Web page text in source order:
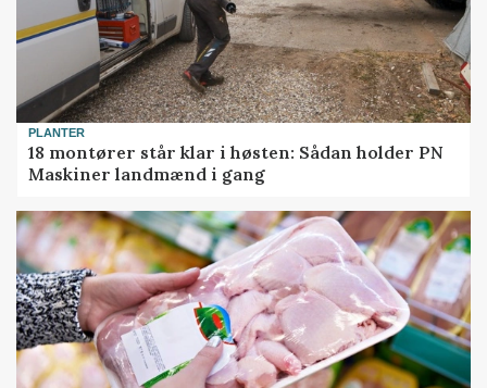
PLANTER
18 montører står klar i høsten: Sådan holder PN
Maskiner landmænd i gang